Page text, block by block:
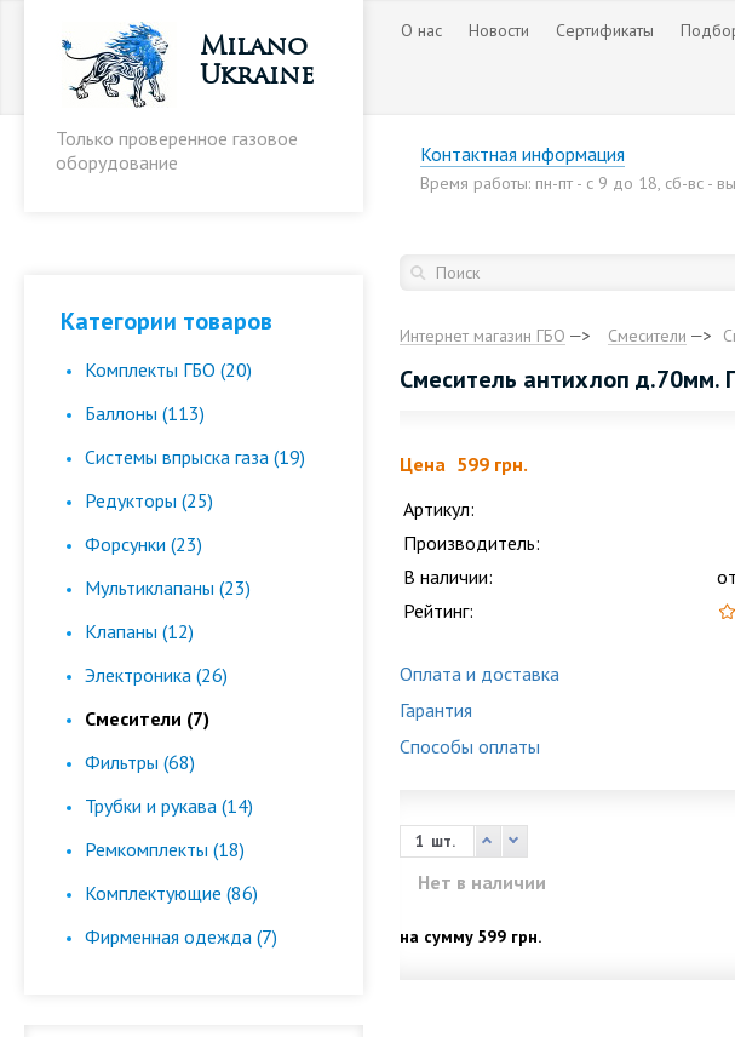
Milano
Ukraine
Только проверенное газовое
оборудование
О нас Новости Сертификаты
Контактная информация
Время работы: пн-пт - с 9 до 18, сб-вс -
Категории товаров
Комплекты ГБО (20)
Баллоны (113)
Cистемы впрыска газа (19)
Редукторы (25)
Форсунки (23)
Мультиклапаны (23)
Клапаны (12)
Электроника (26)
Смесители (7)
Фильтры (68)
Трубки и рукава (14)
Ремкомплекты (18)
Комплектующие (86)
Фирменная одежда (7)
Интернет магазин ГБО Смесители
Смеситель антихлоп д.70мм.
Цена 599 грн.
Артикул:
Производитель:
В наличии:
Рейтинг:
Оплата и доставка
Гарантия
Способы оплаты
шт.
Нет в наличии
на сумму 599 грн.